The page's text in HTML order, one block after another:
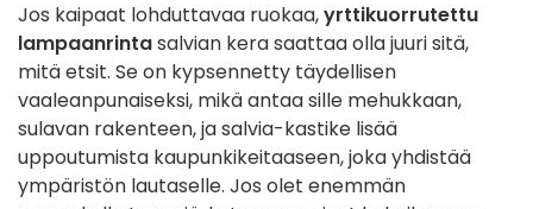
Jos kaipaat lohduttavaa ruokaa,yrttikuorrutettu
lampaanrintasalvian kera saattaa olla juuri sitä,
mitä etsit. Se on kypsennetty täydellisen
vaaleanpunaiseksi, mikä antaa sille mehukkaan,
sulavan rakenteen, ja salvia-kastike lisää
uppoutumista kaupunkikeitaaseen, joka yhdistää
ympäristön lautaselle. Jos olet enemmän